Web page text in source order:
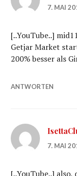
7. MAI
[..YouTube..]
Getjar Market
200% besser als
ANTWORTEN
7. MAI
[..YouTube..]